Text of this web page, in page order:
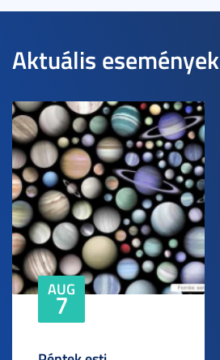
Aktuális események
AUG
7